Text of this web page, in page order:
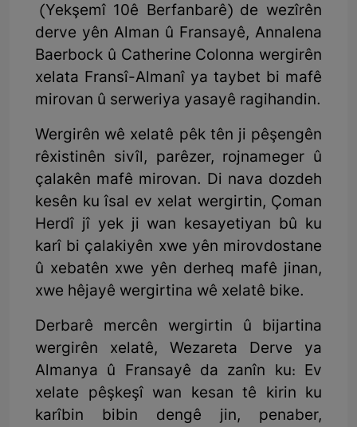
(Yekşemî 10ê Berfanbarê) de wezîrên
derve yên Alman û Fransayê, Annalena
Baerbock û Catherine Colonna wergirên
xelata Fransî-Almanî ya taybet bi mafê
mirovan û serweriya yasayê ragihandin.
Wergirên wê xelatê pêk tên ji pêşengên
rêxistinên sivîl, parêzer, rojnameger û
çalakên mafê mirovan. Di nava dozdeh
kesên ku îsal ev xelat wergirtin, Çoman
Herdî jî yek ji wan kesayetiyan bû ku
karî bi çalakiyên xwe yên mirovdostane
û xebatên xwe yên derheq mafê jinan,
xwe hêjayê wergirtina wê xelatê bike.
Derbarê mercên wergirtin û bijartina
wergirên xelatê, Wezareta Derve ya
Almanya û Fransayê da zanîn ku: Ev
xelate pêşkeşî wan kesan tê kirin ku
karîbin bibin dengê jin, penaber,